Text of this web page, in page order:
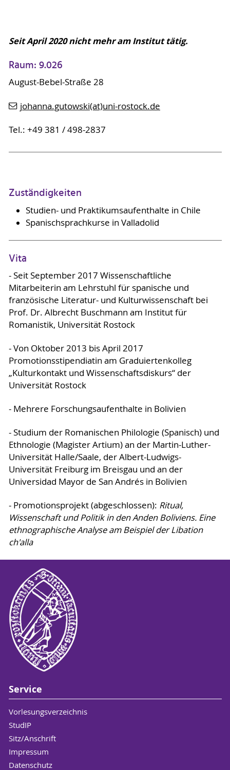
Seit April 2020 nicht mehr am Institut tätig.
Raum: 9.026
August-Bebel-Straße 28
johanna.gutowski(at)uni-rostock.de
Tel.: +49 381 / 498-2837
Zuständigkeiten
Studien- und Praktikumsaufenthalte in Chile
Spanischsprachkurse in Valladolid
Vita
- Seit September 2017 Wissenschaftliche
Mitarbeiterin am Lehrstuhl für spanische und
französische Literatur- und Kulturwissenschaft bei
Prof. Dr. Albrecht Buschmann am Institut für
Romanistik, Universität Rostock
- Von Oktober 2013 bis April 2017
Promotionsstipendiatin am Graduiertenkolleg
„Kulturkontakt und Wissenschaftsdiskurs“ der
Universität Rostock
- Mehrere Forschungsaufenthalte in Bolivien
- Studium der Romanischen Philologie (Spanisch) und
Ethnologie (Magister Artium) an der Martin-Luther-
Universität Halle/Saale, der Albert-Ludwigs-
Universität Freiburg im Breisgau und an der
Universidad Mayor de San Andrés in Bolivien
- Promotionsprojekt (abgeschlossen): Ritual,
Wissenschaft und Politik in den Anden Boliviens. Eine
ethnographische Analyse am Beispiel der Libation
ch'alla
Service
Vorlesungsverzeichnis
StudIP
Sitz/Anschrift
Impressum
Datenschutz